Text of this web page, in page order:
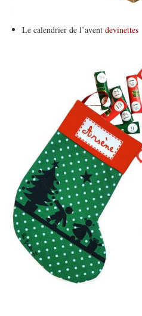
Le calendrier de l’avent devinettes